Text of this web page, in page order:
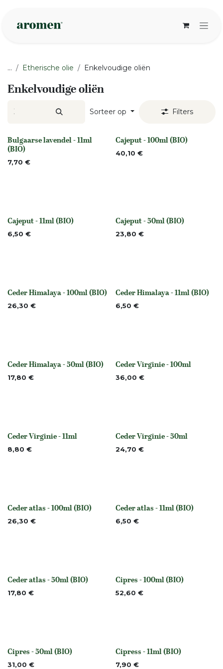
... Etherische olie Enkelvoudige oliën
Enkelvoudige oliën
Sorteer op Filters
None
Bulgaarse lavendel - 11ml
(BIO)
7,70 €
None
Cajeput - 100ml (BIO)
40,10 €
None
Cajeput - 11ml (BIO)
6,50 € None
Cajeput - 50ml (BIO)
23,80 €
None
Ceder Himalaya - 100ml (BIO)
26,30 € None
Ceder Himalaya - 11ml (BIO)
6,50 €
None
Ceder Himalaya - 50ml (BIO)
17,80 € None
Ceder Virginie - 100ml
36,00 €
None
Ceder Virginie - 11ml
8,80 € None
Ceder Virginie - 50ml
24,70 €
None
Ceder atlas - 100ml (BIO)
26,30 € None
Ceder atlas - 11ml (BIO)
6,50 €
None
Ceder atlas - 50ml (BIO)
17,80 € None
Cipres - 100ml (BIO)
52,60 €
None
Cipres - 50ml (BIO)
31,00 € None
Cipress - 11ml (BIO)
7,90 €